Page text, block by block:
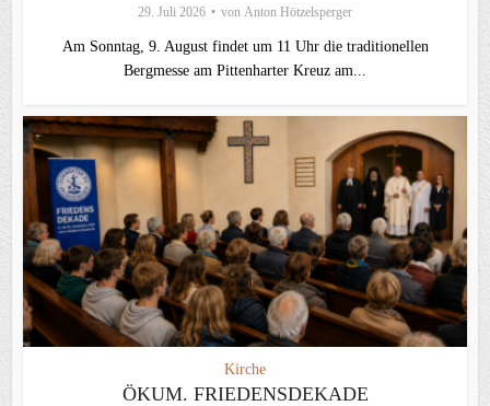
29. Juli 2026 von Anton Hötzelsperger
Am Sonntag, 9. August findet um 11 Uhr die traditionellen
Bergmesse am Pittenharter Kreuz am...
Kirche
ÖKUM. FRIEDENSDEKADE